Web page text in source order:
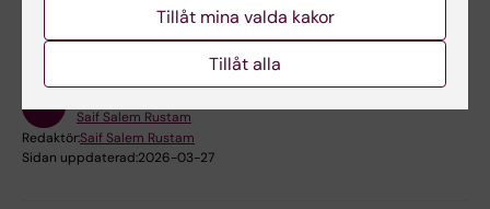
Saif Salem Rustam
Redaktör:Saif Salem Rustam
Sidan uppdaterad:2026-03-27
Tillåt mina valda kakor
Tillåt alla